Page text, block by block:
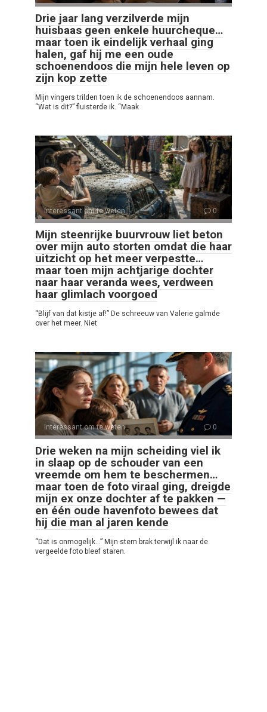
Drie jaar lang verzilverde mijn
huisbaas geen enkele huurcheque…
maar toen ik eindelijk verhaal ging
halen, gaf hij me een oude
schoenendoos die mijn hele leven op
zijn kop zette
Mijn vingers trilden toen ik de schoenendoos aannam.
“Wat is dit?” fluisterde ik. “Maak
Interessant om te weten 0
Mijn steenrijke buurvrouw liet beton
over mijn auto storten omdat die haar
uitzicht op het meer verpestte…
maar toen mijn achtjarige dochter
naar haar veranda wees, verdween
haar glimlach voorgoed
“Blijf van dat kistje af!” De schreeuw van Valerie galmde
over het meer. Niet
Interessant om te weten 0
Drie weken na mijn scheiding viel ik
in slaap op de schouder van een
vreemde om hem te beschermen…
maar toen de foto viraal ging, dreigde
mijn ex onze dochter af te pakken —
en één oude havenfoto bewees dat
hij die man al jaren kende
“Dat is onmogelijk…” Mijn stem brak terwijl ik naar de
vergeelde foto bleef staren.